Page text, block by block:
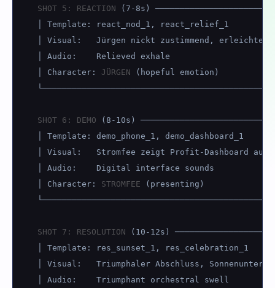
SHOT 5: REACTION (7-8s)
│ Template: react_nod_1, react_relief_1
│ Visual:   Jürgen nickt zustimmend,
│ Audio:    Relieved exhale
│ Character: JÜRGEN (hopeful emotion)
SHOT 6: DEMO (8-10s)
│ Template: demo_phone_1, demo_dashboard_1
│ Visual:   Stromfee zeigt Profit-Dashboard auf
│ Audio:    Digital interface sounds
│ Character: STROMFEE (presenting)
SHOT 7: RESOLUTION (10-12s)
│ Template: res_sunset_1, res_celebration_1
│ Visual:   Triumphaler Abschluss,
│ Audio:    Triumphant orchestral swell